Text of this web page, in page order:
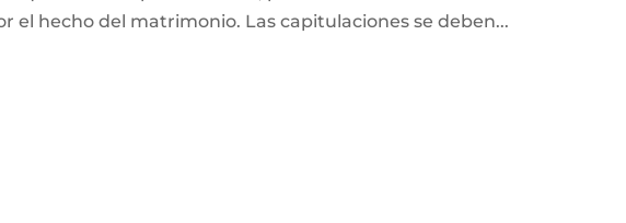
el hecho del matrimonio. Las capitulaciones se deben...